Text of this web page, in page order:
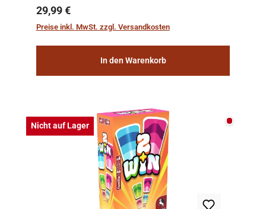
team of experts from the Vatican undertook
the meticulous job of cleaning and
Regulärer Preis:
29,99 €
Preise inkl. MwSt. zzgl. Versandkosten
In den Warenkorb
Nicht auf Lager Nicht